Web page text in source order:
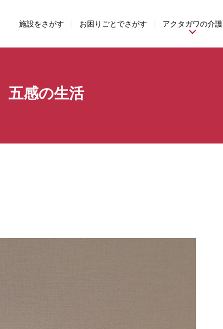
施設をさがす お困りごとでさがす アクタガワの介護
五感の生活